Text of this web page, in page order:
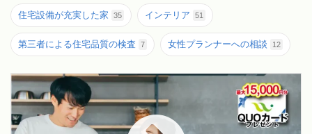
住宅設備が充実した家 35 インテリア 51
第三者による住宅品質の検査 7 女性プランナーへの相談 12